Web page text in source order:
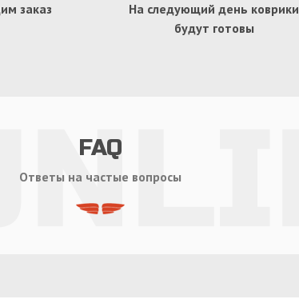
заказ
На следующий день коврики
будут готовы
FAQ
Ответы на частые вопросы